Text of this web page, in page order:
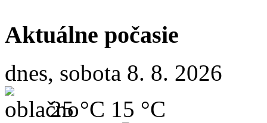
Aktuálne počasie
dnes, sobota 8. 8. 2026
25 °C 15 °C